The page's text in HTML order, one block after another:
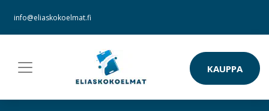
info@eliaskokoelmat.fi
KAUPPA